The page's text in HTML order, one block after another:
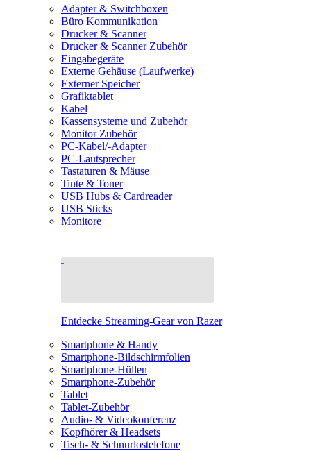
Adapter & Switchboxen
Büro Kommunikation
Drucker & Scanner
Drucker & Scanner Zubehör
Eingabegeräte
Externe Gehäuse (Laufwerke)
Externer Speicher
Grafiktablet
Kabel
Kassensysteme und Zubehör
Monitor Zubehör
PC-Kabel/-Adapter
PC-Lautsprecher
Tastaturen & Mäuse
Tinte & Toner
USB Hubs & Cardreader
USB Sticks
Monitore
Entdecke Streaming-Gear von Razer
Smartphone & Handy
Smartphone-Bildschirmfolien
Smartphone-Hüllen
Smartphone-Zubehör
Tablet
Tablet-Zubehör
Audio- & Videokonferenz
Kopfhörer & Headsets
Tisch- & Schnurlostelefone